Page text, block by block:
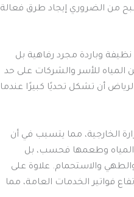
من الضروري إيجاد طرق فعالة
وباردة مجرد رفاهية بل
المياه للأسر والشركات على حد
أن تشكل تحديًا كبيرًا عندما
الخارجية، مما يتسبب في أن
المياه وطعمها فحسب، بل
والاستحمام. علاوة على
فواتير الخدمات العامة، مما